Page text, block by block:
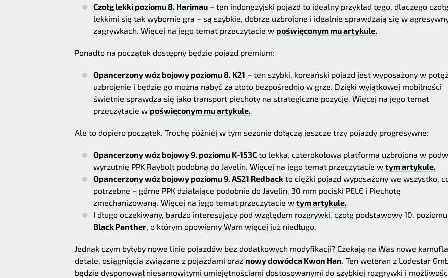
Czołg lekki poziomu 8. Harimau – ten indonezyjski pojazd to idealny przykład tego, dlaczego
lekkimi się tak wybornie gra – są szybkie, dobrze uzbrojone i idealnie sprawdzają się w
zagrywkach. Więcej na jego temat przeczytacie w poświęconym mu artykule.
Ponadto na początek dostępny będzie pojazd premium:
Opancerzony wóz bojowy poziomu 8. K21 – ten szybki, koreański pojazd jest wyposażony w
uzbrojenie i będzie go można nabyć za złoto bezpośrednio w grze. Dzięki wyjątkowej mobilności
świetnie sprawdza się jako transport piechoty na strategiczne pozycje. Więcej na jego temat
przeczytacie w poświęconym mu artykule.
Ale to dopiero początek. Trochę później w tym sezonie dołączą jeszcze trzy pojazdy progresywne:
Opancerzony wóz bojowy 9. poziomu K-153C to lekka, czterokołowa platforma uzbrojona w
wyrzutnię PPK Raybolt podobną do Javelin. Więcej na jego temat przeczytacie w tym artykule.
Opancerzony wóz bojowy poziomu 9. AS21 Redback to ciężki pojazd wyposażony we wszystko,
potrzebne – górne PPK działające podobnie do Javelin, 30 mm pociski PELE i Piechotę
zmechanizowaną. Więcej na jego temat przeczytacie w tym artykule.
I długo oczekiwany, bardzo interesujący pod względem rozgrywki, czołg podstawowy 10.
Black Panther , o którym opowiemy Wam więcej już niedługo.
Jednak czym byłyby nowe linie pojazdów bez dodatkowych modyfikacji? Czekają na Was nowe
detale, osiągnięcia związane z pojazdami oraz nowy dowódca Kwon Han . Ten weteran z Lodestar
będzie dysponował niesamowitymi umiejętnościami dostosowanymi do szybkiej rozgrywki i